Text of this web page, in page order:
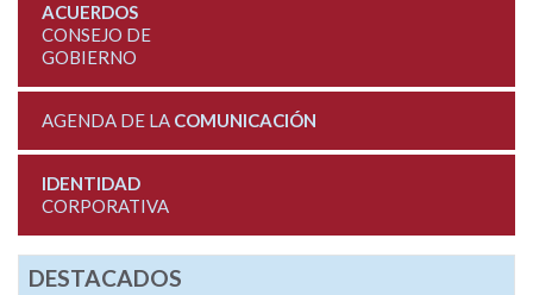
ACUERDOS
CONSEJO DE
GOBIERNO
AGENDA DE LA COMUNICACIÓN
IDENTIDAD
CORPORATIVA
DESTACADOS